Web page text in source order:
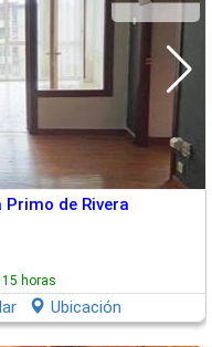
de Rivera
15 horas
Ubicación